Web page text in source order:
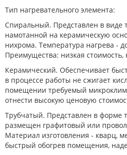
Тип нагревательного элемента:
Спиральный. Представлен в виде
намотанной на керамическую
нихрома. Температура нагрева -
Преимущества: низкая стоимость,
Керамический. Обеспечивает
в процессе работы не сжигает
помещении требуемый
отнести высокую ценовую
Трубчатый. Представлен в форме
размещен графитовый или
Материал изготовления - кварц,
быстрый обогрев помещения,